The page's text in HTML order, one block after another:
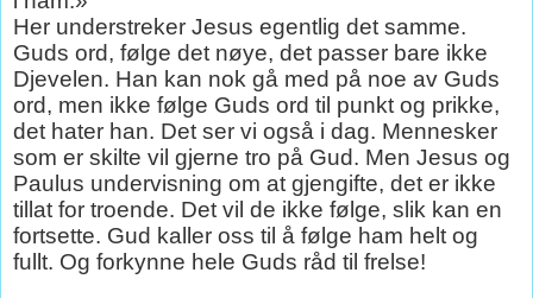
Her understreker Jesus egentlig det samme.
Guds ord, følge det nøye, det passer bare ikke
Djevelen. Han kan nok gå med på noe av Guds
ord, men ikke følge Guds ord til punkt og prikke,
det hater han. Det ser vi også i dag. Mennesker
som er skilte vil gjerne tro på Gud. Men Jesus og
Paulus undervisning om at gjengifte, det er ikke
tillat for troende. Det vil de ikke følge, slik kan en
fortsette. Gud kaller oss til å følge ham helt og
fullt. Og forkynne hele Guds råd til frelse!